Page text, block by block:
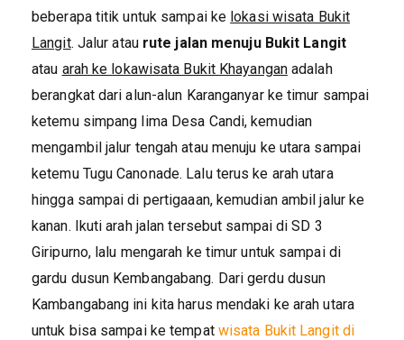
beberapa titik untuk sampai ke lokasi wisata Bukit
Langit. Jalur atau rute jalan menuju Bukit Langit
atau arah ke lokawisata Bukit Khayanganadalah
berangkat dari alun-alun Karanganyar ke timur sampai
ketemu simpang lima Desa Candi, kemudian
mengambil jalur tengah atau menuju ke utara sampai
ketemu Tugu Canonade. Lalu terus ke arah utara
hingga sampai di pertigaaan, kemudian ambil jalur ke
kanan. Ikuti arah jalan tersebut sampai di SD 3
Giripurno, lalu mengarah ke timur untuk sampai di
gardu dusun Kembangabang. Dari gerdu dusun
Kambangabang ini kita harus mendaki ke arah utara
untuk bisa sampai ke tempat wisata Bukit Langit di